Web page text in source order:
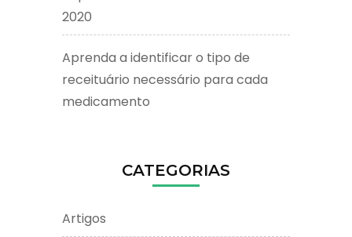
2020
Aprenda a identificar o tipo de
receituário necessário para cada
medicamento
CATEGORIAS
Artigos